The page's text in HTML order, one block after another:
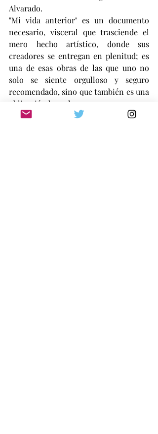
Alvarado.
"Mi vida anterior" es un documento
necesario, visceral que trasciende el
mero hecho artístico, donde sus
creadores se entregan en plenitud; es
una de esas obras de las que uno no
solo se siente orgulloso y seguro
recomendado, sino que también es una
obligación hacerlo.